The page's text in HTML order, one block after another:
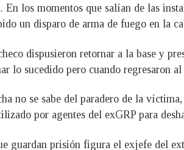
En los momentos que salían de las
un disparo de arma de fuego en la
dispusieron retornar a la base y
lo sucedido pero cuando regresaron
no se sabe del paradero de la
por agentes del exGRP para
guardan prisión figura el exjefe del